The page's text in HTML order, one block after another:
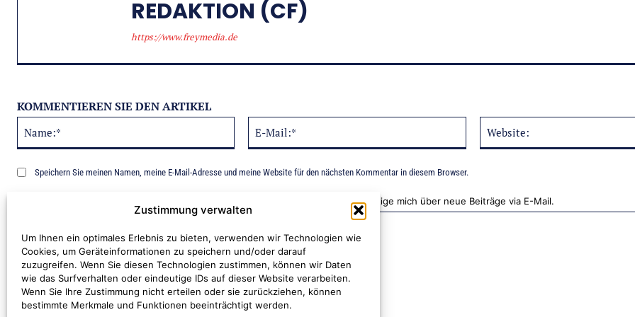
Zustimmung verwalten
Um Ihnen ein optimales Erlebnis zu bieten, verwenden wir Technologien wie
Cookies, um Geräteinformationen zu speichern und/oder darauf
zuzugreifen. Wenn Sie diesen Technologien zustimmen, können wir Daten
wie das Surfverhalten oder eindeutige IDs auf dieser Website verarbeiten.
Wenn Sie Ihre Zustimmung nicht erteilen oder sie zurückziehen, können
bestimmte Merkmale und Funktionen beeinträchtigt werden.
REDAKTION (CF)
https://www.freymedia.de
KOMMENTIEREN SIE DEN ARTIKEL
Mail:*
Speichern Sie meinen Namen, meine E-Mail-Adresse und meine Website für den nächsten Kommentar in diesem Browser.
Benachrichtige mich über neue Beiträge via E-Mail.